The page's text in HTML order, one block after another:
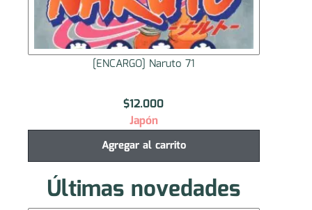
[ENCARGO] Naruto 71
$12.000
Japón
Agregar al carrito
Últimas novedades